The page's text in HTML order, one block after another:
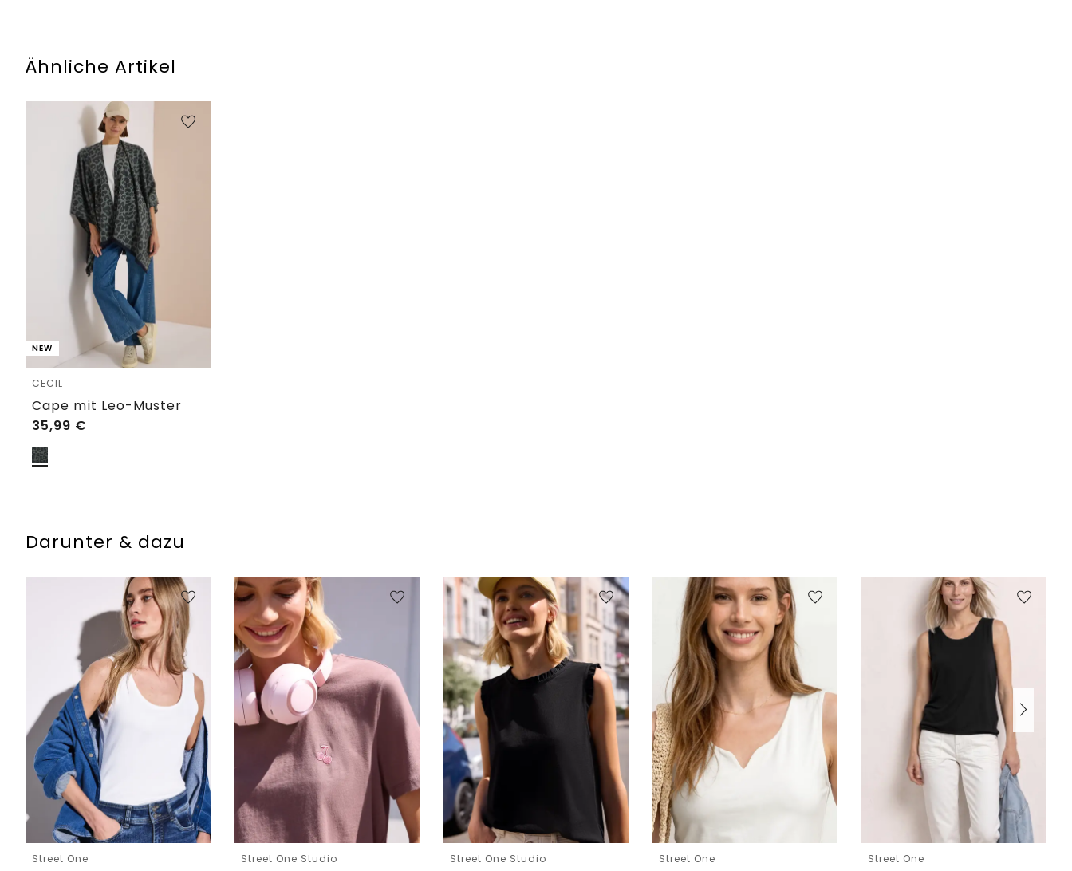
Ähnliche Artikel
NEW
CECIL
Cape mit Leo-Muster
35,99 €
Darunter & dazu
Street One Street One Studio Street One Studio Street One Street One